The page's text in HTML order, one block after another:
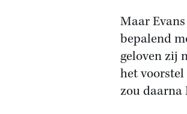
Maar
bepalend
geloven zij
het
zou